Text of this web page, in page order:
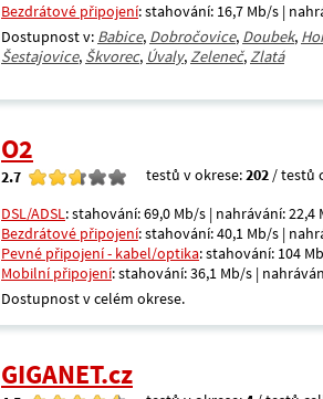
Bezdrátové připojení: stahování: 16,7 Mb/s |
Dostupnost v: Babice, Dobročovice, Doubek,
Šestajovice, Škvorec, Úvaly,Zeleneč,Zlatá
O2
2.7 testů v okrese:202 / testů
DSL/ADSL: stahování: 69,0 Mb/s | nahrávání: 22,4
Bezdrátové připojení: stahování: 40,1 Mb/s |
Pevné připojení - kabel/optika: stahování: 104
Mobilní připojení: stahování: 36,1 Mb/s |
Dostupnost v celém okrese.
GIGANET.cz